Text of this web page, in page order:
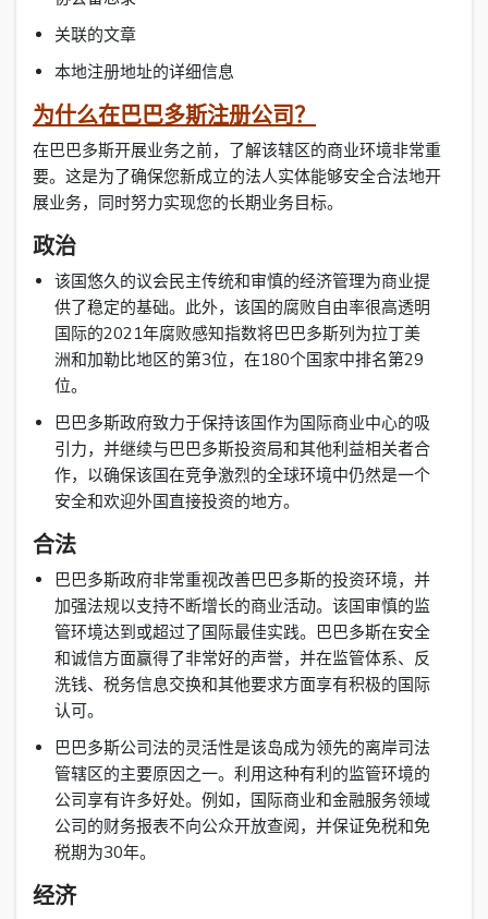
关联的文章
本地注册地址的详细信息
为什么在巴巴多斯注册公司？
在巴巴多斯开展业务之前，了解该辖区的商业环境非常重
要。这是为了确保您新成立的法人实体能够安全合法地开
展业务，同时努力实现您的长期业务目标。
政治
该国悠久的议会民主传统和审慎的经济管理为商业提
供了稳定的基础。此外，该国的腐败自由率很高透明
国际的2021年腐败感知指数将巴巴多斯列为拉丁美
洲和加勒比地区的第3位，在180个国家中排名第29
位。
巴巴多斯政府致力于保持该国作为国际商业中心的吸
引力，并继续与巴巴多斯投资局和其他利益相关者合
作，以确保该国在竞争激烈的全球环境中仍然是一个
安全和欢迎外国直接投资的地方。
合法
巴巴多斯政府非常重视改善巴巴多斯的投资环境，并
加强法规以支持不断增长的商业活动。该国审慎的监
管环境达到或超过了国际最佳实践。巴巴多斯在安全
和诚信方面赢得了非常好的声誉，并在监管体系、反
洗钱、税务信息交换和其他要求方面享有积极的国际
认可。
巴巴多斯公司法的灵活性是该岛成为领先的离岸司法
管辖区的主要原因之一。利用这种有利的监管环境的
公司享有许多好处。例如，国际商业和金融服务领域
公司的财务报表不向公众开放查阅，并保证免税和免
税期为30年。
经济